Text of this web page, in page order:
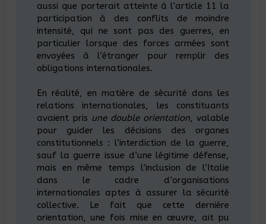
aussi que porterait atteinte à l’article 11 la
participation à des conflits de moindre
intensité, qui ne sont pas des guerres, en
particulier lorsque des forces armées sont
envoyées à l’étranger pour remplir des
obligations internationales.
En réalité, en matière de sécurité dans les
relations internationales, les constituants
avaient pris une double orientation, valable
pour guider les décisions des organes
constitutionnels : l’interdiction de la guerre,
sauf la guerre issue d’une légitime défense,
mais en même temps l’inclusion de l’Italie
dans le cadre d’organisations
internationales aptes à assurer la sécurité
collective. Le fait que cette dernière
orientation, une fois mise en œuvre, ait pu